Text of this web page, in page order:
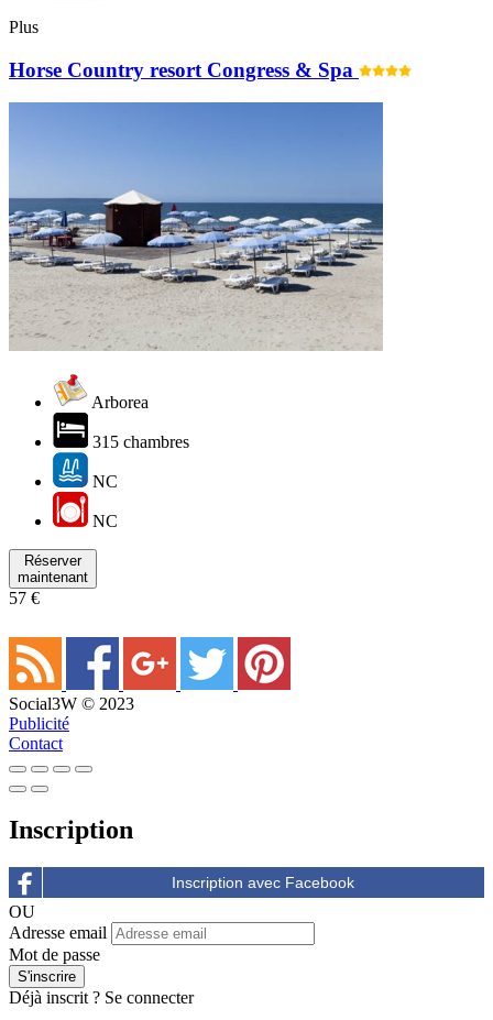
Plus
Horse Country resort Congress & Spa
Arborea
315 chambres
NC
NC
Réserver
maintenant
57 €
Social3W © 2023
Publicité
Contact
Inscription
OU
Adresse email
Mot de passe
Déjà inscrit ? Se connecter